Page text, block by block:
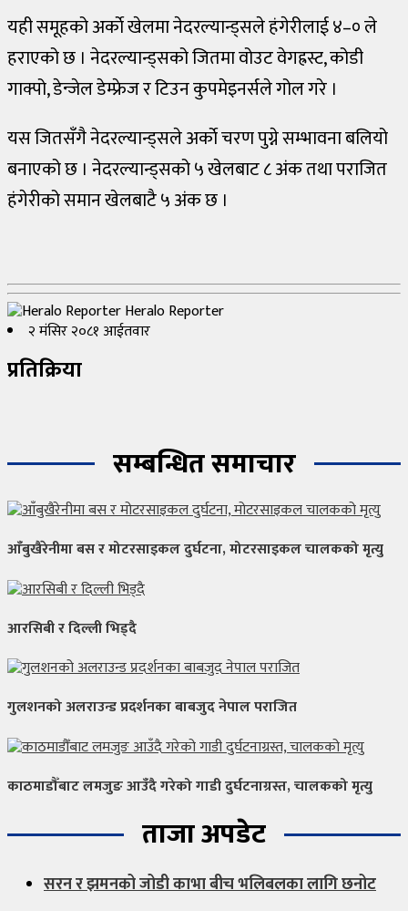
यही समूहको अर्काे खेलमा नेदरल्यान्ड्सले हंगेरीलाई ४–० ले
हराएको छ । नेदरल्यान्ड्सको जितमा वोउट वेगह्रस्ट, कोडी
गाक्पो, डेन्जेल डेम्फ्रेज र टिउन कुपमेइनर्सले गोल गरे ।
यस जितसँगै नेदरल्यान्ड्सले अर्काे चरण पुग्ने सम्भावना बलियो
बनाएको छ । नेदरल्यान्ड्सको ५ खेलबाट ८ अंक तथा पराजित
हंगेरीको समान खेलबाटै ५ अंक छ ।
Heralo Reporter
२ मंसिर २०८१ आईतवार
प्रतिक्रिया
सम्बन्धित समाचार
आँबुखैरेनीमा बस र मोटरसाइकल दुर्घटना, मोटरसाइकल चालकको मृत्यु
आरसिबी र दिल्ली भिड्दै
गुलशनको अलराउन्ड प्रदर्शनका बाबजुद नेपाल पराजित
काठमाडौँबाट लमजुङ आउँदै गरेको गाडी दुर्घटनाग्रस्त, चालकको मृत्यु
ताजा अपडेट
सरन र झमनको जोडी काभा बीच भलिबलका लागि छनोट